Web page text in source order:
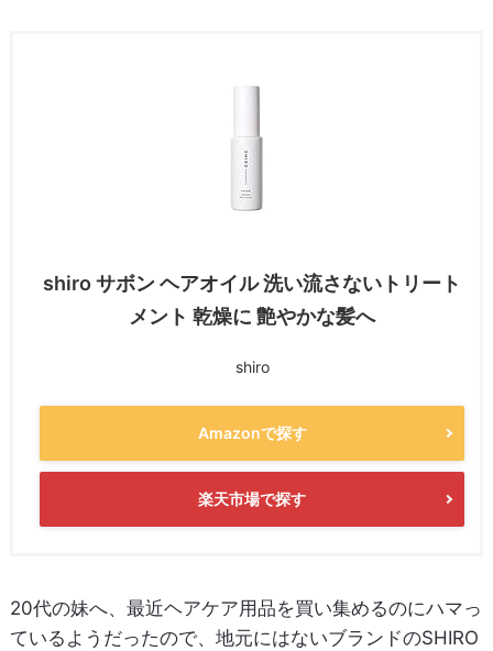
shiro サボン ヘアオイル 洗い流さないトリート
メント 乾燥に 艶やかな髪へ
shiro
Amazonで探す
楽天市場で探す
20代の妹へ、最近ヘアケア用品を買い集めるのにハマっ
ているようだったので、地元にはないブランドのSHIRO